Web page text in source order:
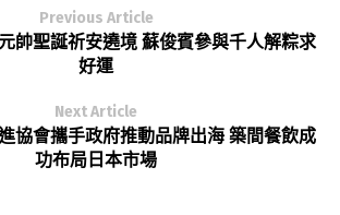
Previous Article
帥聖誕祈安遶境 蘇俊賓參與千人解粽求
好運
Next Article
協會攜手政府推動品牌出海 築間餐飲成
功布局日本市場